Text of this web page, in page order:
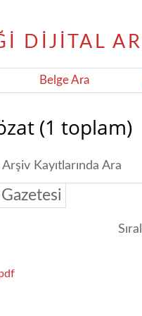
Belge Ara
(1 toplam)
Arşiv Kayıtlarında Ara